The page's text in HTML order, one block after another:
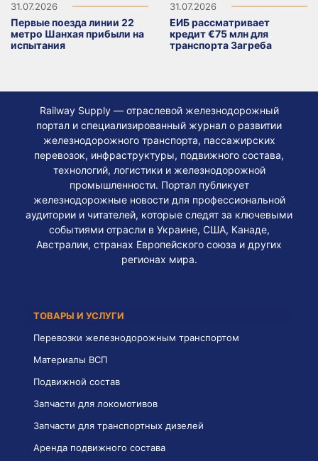
31.07.2026
Первые поезда линии 22
метро Шанхая прибыли на
испытания
31.07.2026
ЕИБ рассматривает
кредит €75 млн для
транспорта Загреба
Railway Supply — отраслевой железнодорожный
портал и специализированный журнал о развитии
железнодорожного транспорта, пассажирских
перевозок, инфраструктуры, подвижного состава,
технологий, логистики и железнодорожной
промышленности. Портал публикует
железнодорожные новости для профессиональной
аудитории и читателей, которые следят за ключевыми
событиями отрасли в Украине, США, Канаде,
Австралии, странах Европейского союза и других
регионах мира.
ТОВАРЫ И УСЛУГИ
Перевозки железнодорожным транспортом
Материалы ВСП
Подвижной состав
Запчасти для локомотивов
Запчасти для транспортных дизелей
Аренда подвижного состава